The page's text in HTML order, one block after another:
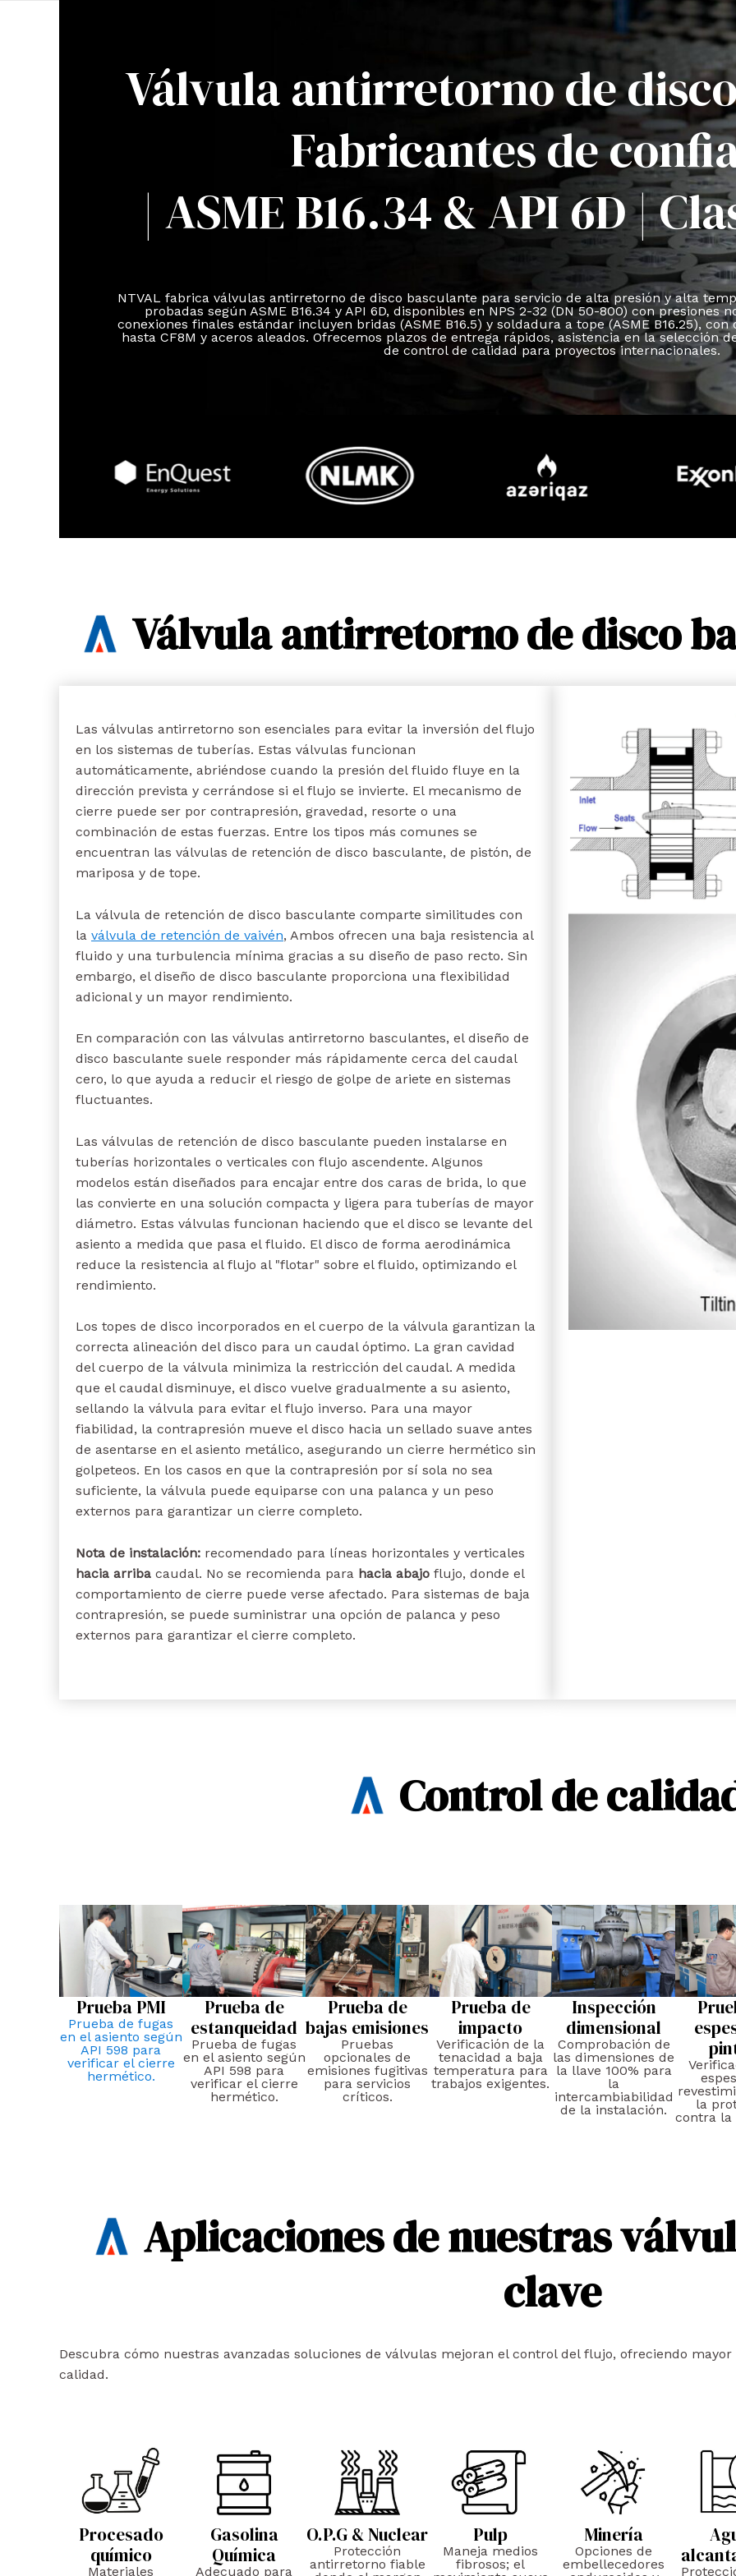
Válvula antirretorno de
Fabricantes de
| ASME B16.34 & API 6D |
NTVAL fabrica válvulas antirretorno de disco basculante para servicio de alta presión y alta
probadas según ASME B16.34 y API 6D, disponibles en NPS 2-32 (DN 50-800) con presiones
conexiones finales estándar incluyen bridas (ASME B16.5) y soldadura a tope (ASME B16.25),
hasta CF8M y aceros aleados. Ofrecemos plazos de entrega rápidos, asistencia en la selección
de control de calidad para proyectos internacionales.
Válvula antirretorno de disco
Las válvulas antirretorno son esenciales para evitar la inversión del flujo
en los sistemas de tuberías. Estas válvulas funcionan
automáticamente, abriéndose cuando la presión del fluido fluye en la
dirección prevista y cerrándose si el flujo se invierte. El mecanismo de
cierre puede ser por contrapresión, gravedad, resorte o una
combinación de estas fuerzas. Entre los tipos más comunes se
encuentran las válvulas de retención de disco basculante, de pistón, de
mariposa y de tope.
La válvula de retención de disco basculante comparte similitudes con
la válvula de retención de vaivén, Ambos ofrecen una baja resistencia al
fluido y una turbulencia mínima gracias a su diseño de paso recto. Sin
embargo, el diseño de disco basculante proporciona una flexibilidad
adicional y un mayor rendimiento.
En comparación con las válvulas antirretorno basculantes, el diseño de
disco basculante suele responder más rápidamente cerca del caudal
cero, lo que ayuda a reducir el riesgo de golpe de ariete en sistemas
fluctuantes.
Las válvulas de retención de disco basculante pueden instalarse en
tuberías horizontales o verticales con flujo ascendente. Algunos
modelos están diseñados para encajar entre dos caras de brida, lo que
las convierte en una solución compacta y ligera para tuberías de mayor
diámetro. Estas válvulas funcionan haciendo que el disco se levante del
asiento a medida que pasa el fluido. El disco de forma aerodinámica
reduce la resistencia al flujo al "flotar" sobre el fluido, optimizando el
rendimiento.
Los topes de disco incorporados en el cuerpo de la válvula garantizan la
correcta alineación del disco para un caudal óptimo. La gran cavidad
del cuerpo de la válvula minimiza la restricción del caudal. A medida
que el caudal disminuye, el disco vuelve gradualmente a su asiento,
sellando la válvula para evitar el flujo inverso. Para una mayor
fiabilidad, la contrapresión mueve el disco hacia un sellado suave antes
de asentarse en el asiento metálico, asegurando un cierre hermético sin
golpeteos. En los casos en que la contrapresión por sí sola no sea
suficiente, la válvula puede equiparse con una palanca y un peso
externos para garantizar un cierre completo.
Nota de instalación: recomendado para líneas horizontales y verticales
hacia arriba caudal. No se recomienda para hacia abajo flujo, donde el
comportamiento de cierre puede verse afectado. Para sistemas de baja
contrapresión, se puede suministrar una opción de palanca y peso
externos para garantizar el cierre completo.
Control de
Prueba PMI
Prueba de fugas
en el asiento según
API 598 para
verificar el cierre
hermético.
Prueba de
estanqueidad
Prueba de fugas
en el asiento según
API 598 para
verificar el cierre
hermético.
Prueba de
bajas emisiones
Pruebas
opcionales de
emisiones fugitivas
para servicios
críticos.
Prueba de
impacto
Verificación de la
tenacidad a baja
temperatura para
trabajos exigentes.
Inspección
dimensional
Comprobación de
las dimensiones de
la llave 100% para
la
intercambiabilidad
de la instalación.
la
contra la
Aplicaciones de nuestras
clave
Descubra cómo nuestras avanzadas soluciones de válvulas mejoran el control del flujo, ofreciendo
calidad.
Procesado
químico
Materiales
Gasolina
Química
Adecuado para
O.P.G & Nuclear
Protección
antirretorno fiable
Pulp
Maneja medios
fibrosos; el
Minería
Opciones de
embellecedores